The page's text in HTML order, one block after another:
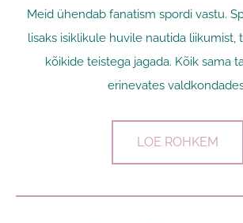
Meid ühendab fanatism spordi vastu.
lisaks isiklikule huvile nautida liikumist,
kõikide teistega jagada. Kõik sama
erinevates
LOE ROHKEM